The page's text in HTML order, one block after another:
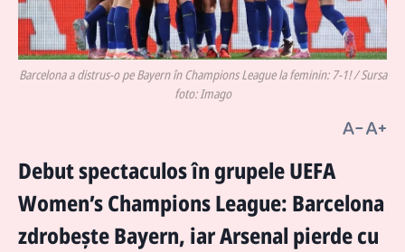
Barcelona a distrus-o pe Bayern în Champions League la feminin: 7-1! / Sursa
foto: Imago
Debut spectaculos în grupele UEFA
Women’s Champions League: Barcelona
zdrobește Bayern, iar Arsenal pierde cu